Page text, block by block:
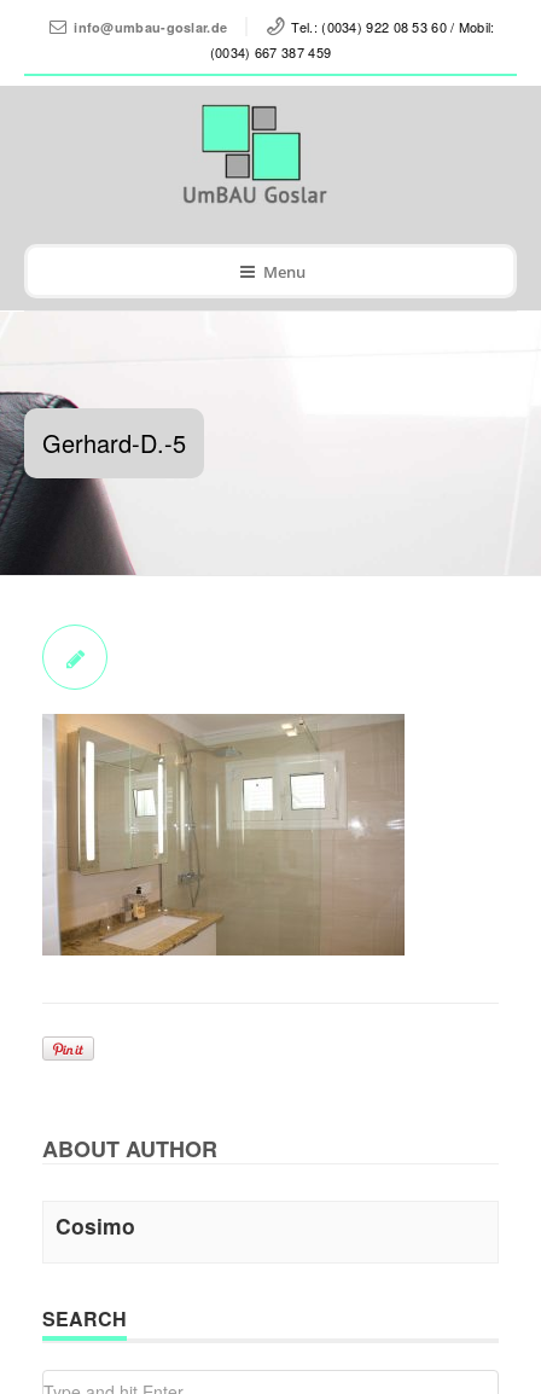
info@umbau-goslar.de
Tel.: (0034) 922 08 53 60 / Mobil:
(0034) 667 387 459
Menu
Gerhard-D.-5
ABOUT AUTHOR
Cosimo
SEARCH